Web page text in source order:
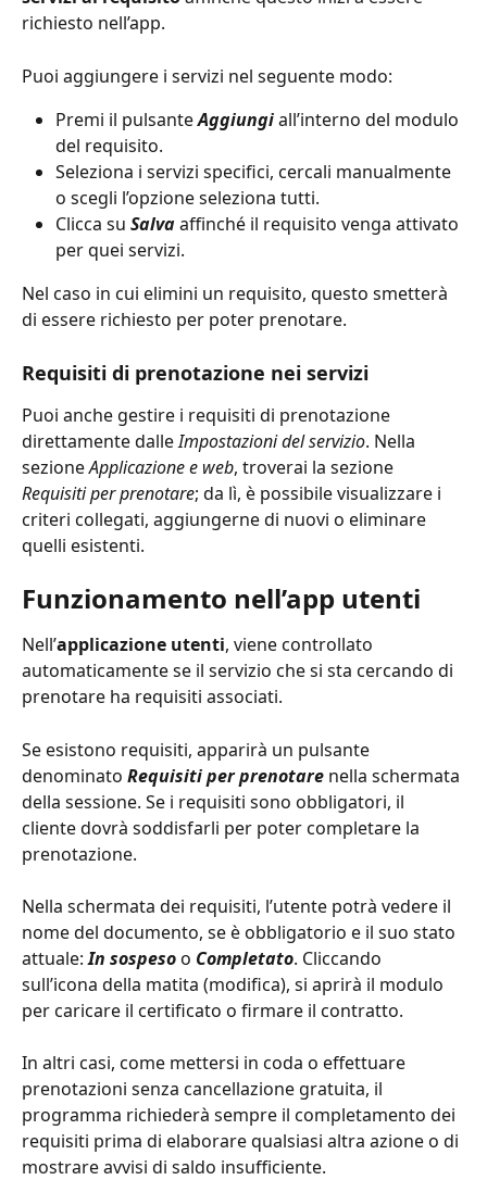
richiesto nell’app.
Puoi aggiungere i servizi nel seguente modo:
Premi il pulsante Aggiungi all’interno del modulo
del requisito.
Seleziona i servizi specifici, cercali manualmente
o scegli l’opzione seleziona tutti.
Clicca su Salva affinché il requisito venga attivato
per quei servizi.
Nel caso in cui elimini un requisito, questo smetterà
di essere richiesto per poter prenotare.
Requisiti di prenotazione nei servizi
Puoi anche gestire i requisiti di prenotazione
direttamente dalle Impostazioni del servizio. Nella
sezione Applicazione e web, troverai la sezione
Requisiti per prenotare; da lì, è possibile visualizzare i
criteri collegati, aggiungerne di nuovi o eliminare
quelli esistenti.
Funzionamento nell’app utenti
Nell’applicazione utenti, viene controllato
automaticamente se il servizio che si sta cercando di
prenotare ha requisiti associati.
Se esistono requisiti, apparirà un pulsante
denominato Requisiti per prenotare nella schermata
della sessione. Se i requisiti sono obbligatori, il
cliente dovrà soddisfarli per poter completare la
prenotazione.
Nella schermata dei requisiti, l’utente potrà vedere il
nome del documento, se è obbligatorio e il suo stato
attuale: In sospeso o Completato. Cliccando
sull’icona della matita (modifica), si aprirà il modulo
per caricare il certificato o firmare il contratto.
In altri casi, come mettersi in coda o effettuare
prenotazioni senza cancellazione gratuita, il
programma richiederà sempre il completamento dei
requisiti prima di elaborare qualsiasi altra azione o di
mostrare avvisi di saldo insufficiente.